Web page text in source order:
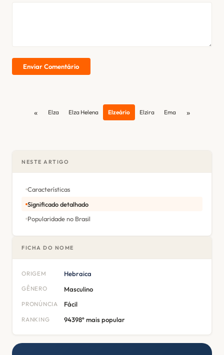
Enviar Comentário
« Elza Elza Helena Elzeário Elzira Ema »
NESTE ARTIGO
Características
Significado detalhado
Popularidade no Brasil
FICHA DO NOME
ORIGEM Hebraica
GÊNERO Masculino
PRONÚNCIA Fácil
RANKING 94398º mais popular